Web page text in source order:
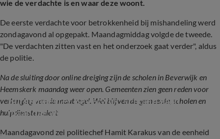
wie de verdachte is en waar deze woont.
De eerste verdachte voor betrokkenheid bij mishandeling werd
zondagavond al opgepakt. Maandagmiddag volgde de tweede.
"De verdachten zitten vast en het onderzoek gaat verder", aldus
de politie.
Na de sluiting door online dreiging zijn de scholen in Beverwijk en
Heemskerk maandag weer open. Gemeenten zien geen reden voor
verlenging van de maatregel. Wel blijven de gemeente, scholen en
hulpdiensten alert:
Burgemeester Beverwijk: scholen gaan
maandag weer open
Maandagavond zei politiechef Hamit Karakus van de eenheid